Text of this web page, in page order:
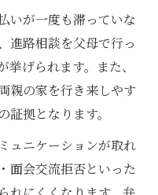
いが一度も滞っていな
進路相談を父母で行っ
げられます。また、
親の家を行き来しやす
拠となります。
ュニケーションが取れ
面会交流拒否といった